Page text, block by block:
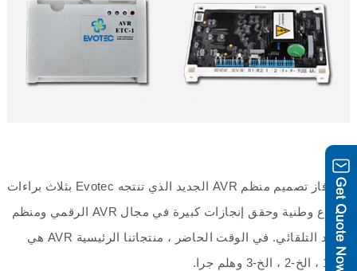
فاز تصميم منظم AVR الجديد الذي تنتجه Evotec بثلاث براءات
اختراع وطنية وحقق إنجازات كبيرة في مجال AVR الرقمي ومنظم
الجهد التلقائي. في الوقت الحاضر ، منتجاتنا الرئيسية AVR هي
الخ-1 ، الخ-2 ، الخ-3 وهلم جرا.